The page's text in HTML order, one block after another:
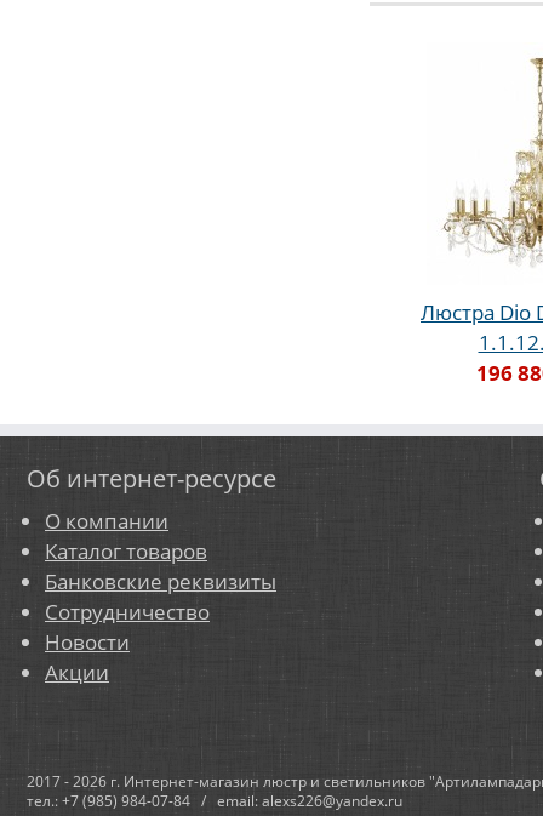
Люстра Dio
196
Об интернет-ресурсе
О компании
Каталог товаров
Банковские реквизиты
Сотрудничество
Новости
Акции
2017 - 2026 г. Интернет-магазин люстр и светильников
тел.: +7 (985) 984-07-84 / email: alexs226@yandex.ru